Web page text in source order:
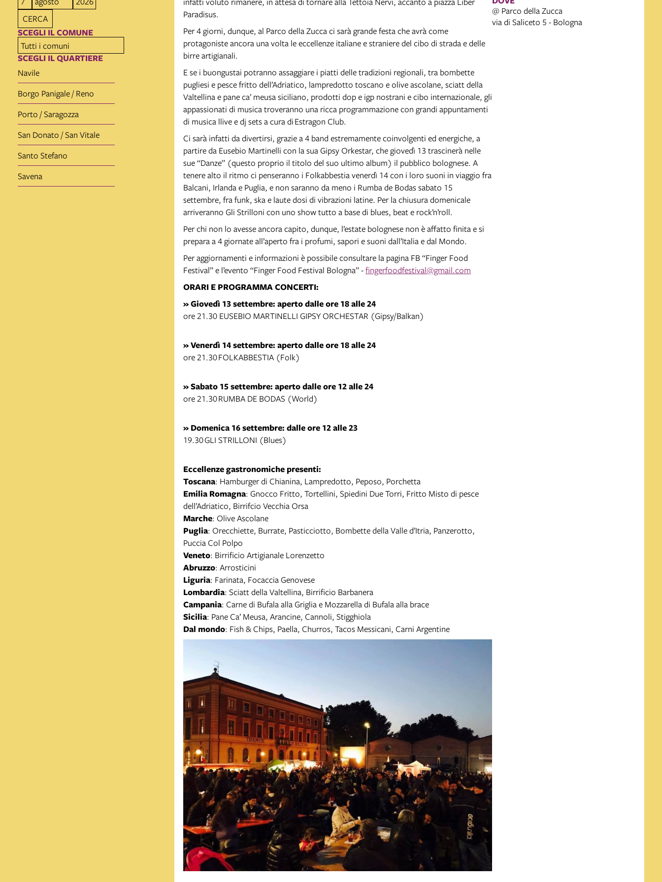
CERCA
SCEGLI IL COMUNE
SCEGLI IL QUARTIERE
Navile
Borgo Panigale / Reno
Porto / Saragozza
San Donato / San Vitale
Santo Stefano
Savena
Paradisus.
Per 4 giorni, dunque, al Parco della Zucca ci sarà grande festa che avrà come
protagoniste ancora una volta le eccellenze italiane e straniere del cibo di strada e delle
birre artigianali.
E se i buongustai potranno assaggiare i piatti delle tradizioni regionali, tra bombette
pugliesi e pesce fritto dell’Adriatico, lampredotto toscano e olive ascolane, sciatt della
Valtellina e pane ca’ meusa siciliano, prodotti dop e igp nostrani e cibo internazionale, gli
appassionati di musica troveranno una ricca programmazione con grandi appuntamenti
di musica llive e dj sets a cura di Estragon Club.
Ci sarà infatti da divertirsi, grazie a 4 band estremamente coinvolgenti ed energiche, a
partire da Eusebio Martinelli con la sua Gipsy Orkestar, che giovedì 13 trascinerà nelle
sue “Danze” (questo proprio il titolo del suo ultimo album) il pubblico bolognese. A
tenere alto il ritmo ci penseranno i Folkabbestia venerdì 14 con i loro suoni in viaggio fra
Balcani, Irlanda e Puglia, e non saranno da meno i Rumba de Bodas sabato 15
settembre, fra funk, ska e laute dosi di vibrazioni latine. Per la chiusura domenicale
arriveranno Gli Strilloni con uno show tutto a base di blues, beat e rock’n’roll.
Per chi non lo avesse ancora capito, dunque, l’estate bolognese non è affatto finita e si
prepara a 4 giornate all’aperto fra i profumi, sapori e suoni dall’Italia e dal Mondo.
Per aggiornamenti e informazioni è possibile consultare la pagina FB “Finger Food
Festival” e l’evento “Finger Food Festival Bologna” -fingerfoodfestival@gmail.com
ORARI E PROGRAMMA CONCERTI:
» Giovedì 13 settembre: aperto dalle ore 18 alle 24
ore 21.30 EUSEBIO MARTINELLI GIPSY ORCHESTAR (Gipsy/Balkan)
» Venerdì 14 settembre: aperto dalle ore 18 alle 24
ore 21.30 FOLKABBESTIA (Folk)
» Sabato 15 settembre: aperto dalle ore 12 alle 24
ore 21.30 RUMBA DE BODAS (World)
» Domenica 16 settembre: dalle ore 12 alle 23
19.30 GLI STRILLONI (Blues)
Eccellenze gastronomiche presenti:
Toscana: Hamburger di Chianina, Lampredotto, Peposo, Porchetta
Emilia Romagna: Gnocco Fritto, Tortellini, Spiedini Due Torri, Fritto Misto di pesce
dell’Adriatico, Birrifcio Vecchia Orsa
Marche: Olive Ascolane
Puglia: Orecchiette, Burrate, Pasticciotto, Bombette della Valle d’Itria, Panzerotto,
Puccia Col Polpo
Veneto: Birrificio Artigianale Lorenzetto
Abruzzo: Arrosticini
Liguria: Farinata, Focaccia Genovese
Lombardia: Sciatt della Valtellina, Birrificio Barbanera
Campania: Carne di Bufala alla Griglia e Mozzarella di Bufala alla brace
Sicilia: Pane Ca’ Meusa, Arancine, Cannoli, Stigghiola
Dal mondo: Fish & Chips, Paella, Churros, Tacos Messicani, Carni Argentine
@ Parco della Zucca
via di Saliceto 5 - Bologna